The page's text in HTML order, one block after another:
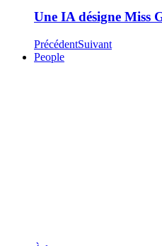
Une IA désigne Miss
PrécédentSuivant
People